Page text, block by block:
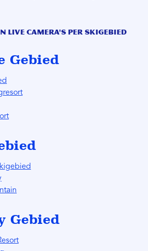
live camera's per skigebied
Gebied
Gebied